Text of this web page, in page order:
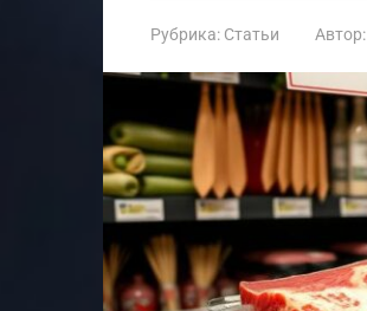
Рубрика: Статьи Автор: